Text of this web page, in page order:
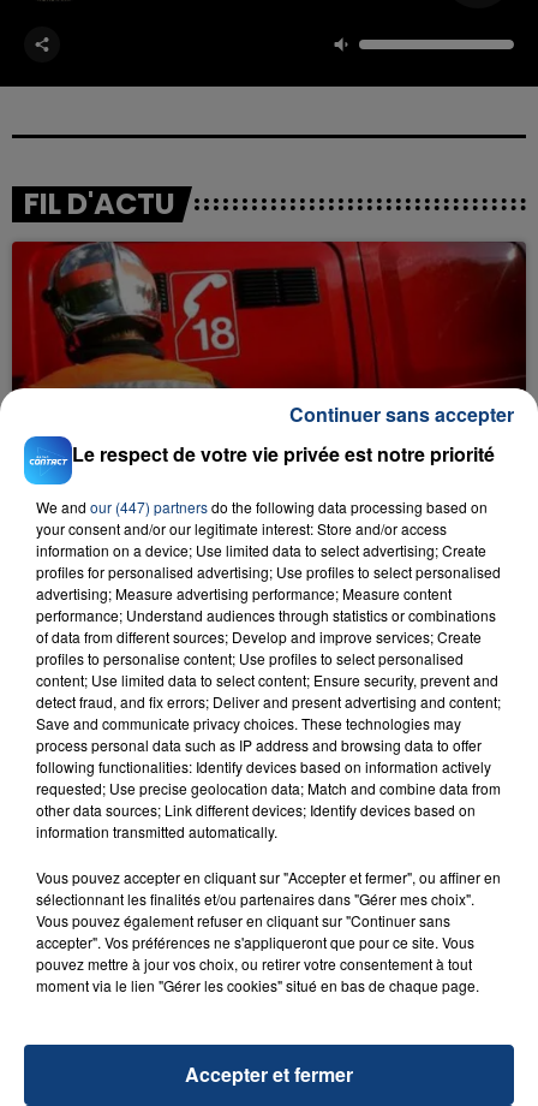
FIL D'ACTU
23 juillet 2026
INCENDIE MORTEL À LENS : UNE FEMME ET
SON BÉBÉ ENTRE LA VIE ET LA...
Un homme s'est immolé par le feu après avoir
aspergé sa compagne et leur bébé de trois mois
d'un liquide inflammable.
20 juillet 2026
UNE ADOLESCENTE DEVANT SE FAIRE
OPÉRER DE LA CHEVILLE RESSORT DE LA...
La famille a porté plainte contre la clinique qui a
excuses.
TITRES DIFFUSÉS
17h04
17h04 17h01
17h01
Le respect de votre vie privée est notre priorité
We and our (447) partnersdo the following data processing based on
your consent and/or our legitimate interest: Store and/or access
information on a device; Use limited data to select advertising; Create
profiles for personalised advertising; Use profiles to select personalised
advertising; Measure advertising performance; Measure content
performance; Understand audiences through statistics or combinations
of data from different sources; Develop and improve services; Create
profiles to personalise content; Use profiles to select personalised
content; Use limited data to select content; Ensure security, prevent and
detect fraud, and fix errors; Deliver and present advertising and content;
Save and communicate privacy choices. These technologies may
process personal data such as IP address and browsing data to offer
following functionalities: Identify devices based on information actively
requested; Use precise geolocation data; Match and combine data from
other data sources; Link different devices; Identify devices based on
information transmitted automatically.
Vous pouvez accepter en cliquant sur "Accepter et fermer", ou affiner en
sélectionnant les finalités et/ou partenaires dans "Gérer mes choix".
Vous pouvez également refuser en cliquant sur "Continuer sans
accepter". Vos préférences ne s'appliqueront que pour ce site. Vous
pouvez mettre à jour vos choix, ou retirer votre consentement à tout
moment via le lien "Gérer les cookies" situé en bas de chaque page.
Accepter et fermer
Continuer sans accepter